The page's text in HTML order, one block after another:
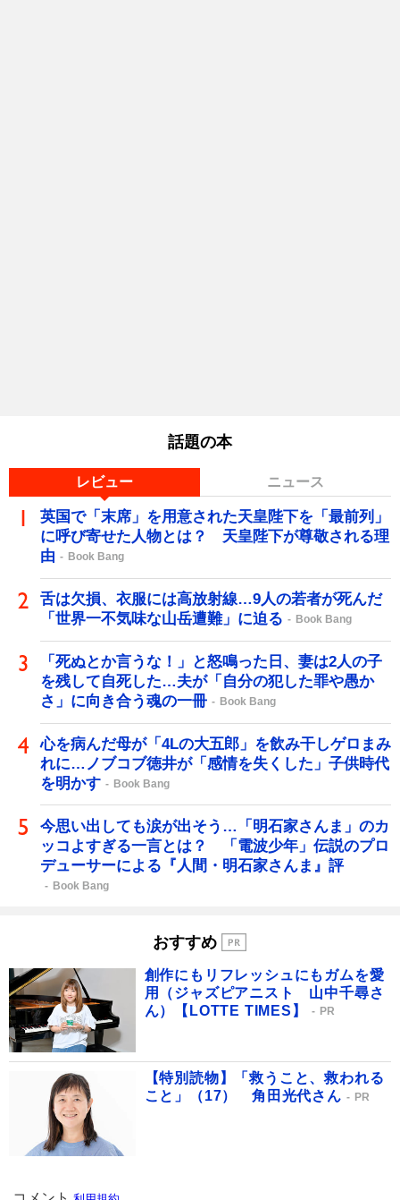
話題の本
レビュー ニュース
英国で「末席」を用意された天皇陛下を「最前列」
に呼び寄せた人物とは？ 天皇陛下が尊敬される理
由
Book Bang
舌は欠損、衣服には高放射線…9人の若者が死んだ
「世界一不気味な山岳遭難」に迫る
Book Bang
「死ぬとか言うな！」と怒鳴った日、妻は2人の子
を残して自死した…夫が「自分の犯した罪や愚か
さ」に向き合う魂の一冊
Book Bang
心を病んだ母が「4Lの大五郎」を飲み干しゲロまみ
れに…ノブコブ徳井が「感情を失くした」子供時代
を明かす
Book Bang
今思い出しても涙が出そう…「明石家さんま」のカ
ッコよすぎる一言とは？ 「電波少年」伝説のプロ
デューサーによる『人間・明石家さんま』評
Book Bang
おすすめ
創作にもリフレッシュにもガムを愛
用（ジャズピアニスト 山中千尋さ
ん）【LOTTE TIMES】
PR
【特別読物】「救うこと、救われる
こと」（17） 角田光代さん
PR